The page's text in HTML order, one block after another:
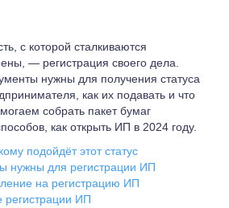
с которой сталкиваются
— регистрация своего дела.
нужны для получения статуса
как их подавать и что
собрать пакет бумаг
как открыть ИП в 2024 году.
подойдёт этот статус
нужны для регистрации ИП
на регистрацию ИП
регистрации ИП